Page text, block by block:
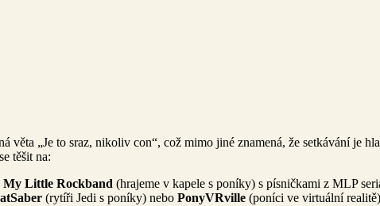
věta „Je to sraz, nikoliv con“, což mimo jiné znamená, že setkávání je
těšit na:
My Little Rockband (hrajeme v kapele s poníky) s písničkami z MLP
(rytíři Jedi s poníky) nebo PonyVRville (poníci ve virtuální